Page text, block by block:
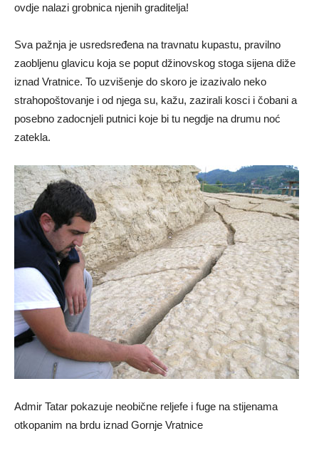
ovdje nalazi grobnica njenih graditelja!
Sva pažnja je usredsređena na travnatu kupastu, pravilno
zaobljenu glavicu koja se poput džinovskog stoga sijena diže
iznad Vratnice. To uzvišenje do skoro je izazivalo neko
strahopoštovanje i od njega su, kažu, zazirali kosci i čobani a
posebno zadocnjeli putnici koje bi tu negdje na drumu noć
zatekla.
Admir Tatar pokazuje neobične reljefe i fuge na stijenama
otkopanim na brdu iznad Gornje Vratnice